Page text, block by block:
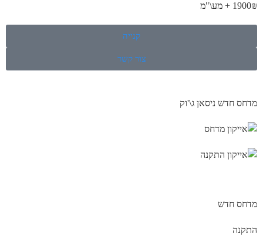
1900₪ + מע\"מ
קנייה
צור קשר
מדחס חדש ניסאן ג\'וק
מדחס חדש
התקנה